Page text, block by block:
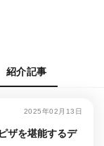
紹介記事
2025年02月13日
ザを堪能するデ